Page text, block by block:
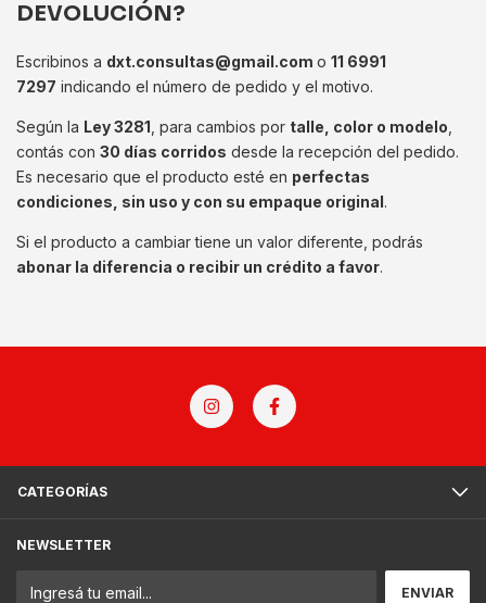
DEVOLUCIÓN?
Escribinos a dxt.consultas@gmail.com o 11 6991
7297 indicando el número de pedido y el motivo.
Según la Ley 3281 , para cambios por talle, color o modelo
contás con 30 días corridos desde la recepción del pedido.
Es necesario que el producto esté en perfectas
condiciones, sin uso y con su empaque original.
Si el producto a cambiar tiene un valor diferente, podrás
abonar la diferencia o recibir un crédito a favor.
CATEGORÍAS
NEWSLETTER